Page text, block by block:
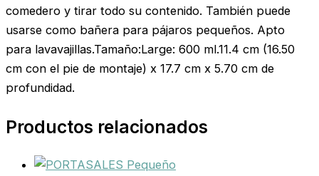
comedero y tirar todo su contenido. También puede
usarse como bañera para pájaros pequeños. Apto
para lavavajillas.Tamaño:Large: 600 ml.11.4 cm (16.50
cm con el pie de montaje) x 17.7 cm x 5.70 cm de
profundidad.
Productos relacionados